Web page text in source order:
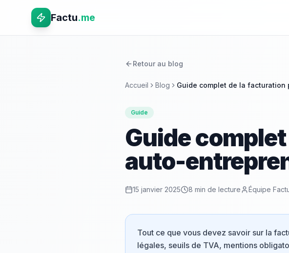
Factu.me
Retour au blog
Accueil Blog Guide complet de la
Guide
Guide
auto-
15 janvier 2025 8 min de lecture Équipe
Tout ce que vous devez savoir sur la
légales, seuils de TVA, mentions